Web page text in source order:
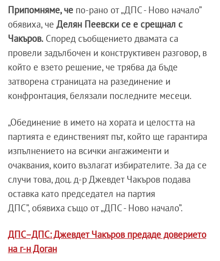
Припомняме, че по-рано от „ДПС - Ново начало”
обявиха, че Делян Пеевски се е срещнал с
Чакъров. Според съобщението двамата са
провели задълбочен и конструктивен разговор, в
който е взето решение, че трябва да бъде
затворена страницата на разединение и
конфронтация, белязали последните месеци.
„Обединение в името на хората и целостта на
партията е единственият път, който ще гарантира
изпълнението на всички ангажименти и
очаквания, които възлагат избирателите. За да се
случи това, доц. д-р Джевдет Чакъров подава
оставка като председател на партия
ДПС”, обявиха също от „ДПС - Ново начало”.
ДПС–ДПС: Джевдет Чакъров предаде доверието
на г-н Доган